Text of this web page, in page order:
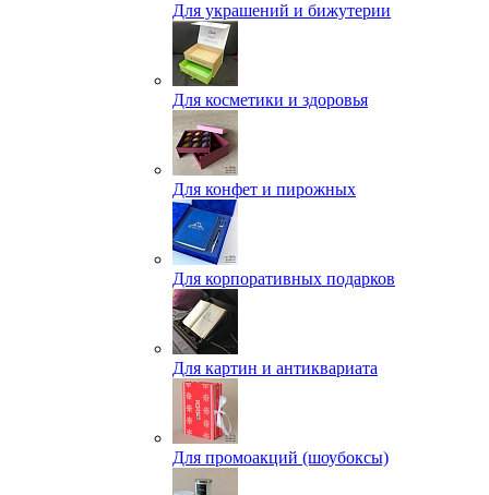
Для украшений и бижутерии
Для косметики и здоровья
Для конфет и пирожных
Для корпоративных подарков
Для картин и антиквариата
Для промоакций (шоубоксы)